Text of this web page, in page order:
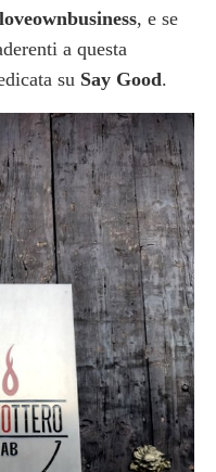
, e se
a questa
su Say Good.